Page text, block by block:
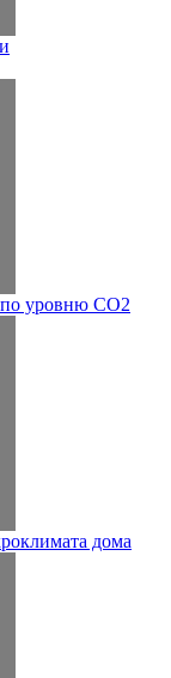
уровню CO2
дома